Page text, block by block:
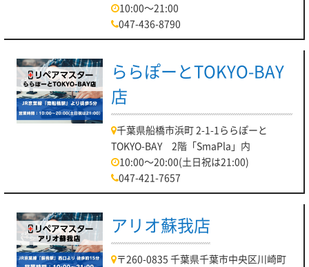
10:00～21:00
047-436-8790
ららぽーとTOKYO-BAY
店
千葉県船橋市浜町 2-1-1ららぽーと
TOKYO-BAY 2階「SmaPla」内
10:00～20:00(土日祝は21:00)
047-421-7657
アリオ蘇我店
〒260-0835 千葉県千葉市中央区川崎町